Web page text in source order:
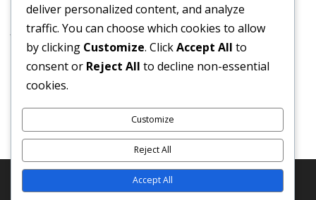
Septembar 2019(1) Juli 2019(3)
Juni 2019(1) Maj 2019(3)
April 2019(1) Mart 2019(2)
Februar 2019 (2) Januar 2019(3)
Copyright © 2026 Komora medicinskih sestara-tehničara
deliver personalized content, and analyze
traffic. You can choose which cookies to allow
by clicking Customize. ClickAccept All to
consent or Reject All to decline non-essential
cookies.
Customize
Reject All
Accept All